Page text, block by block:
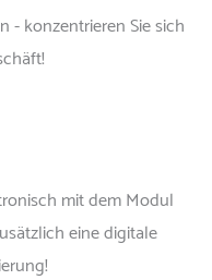
- konzentrieren Sie sich
mit dem Modul
eine digitale